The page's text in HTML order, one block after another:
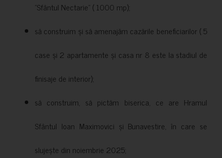
”Sfântul Nectarie” ( 1000 mp);
să construim și să amenajăm cazările beneficiarilor ( 5
case și 2 apartamente și casa nr 8 este la stadiul de
finisaje de interior);
să construim, să pictăm biserica, ce are Hramul
Sfântul Ioan Maximovici și Bunavestire, în care se
slujește din noiembrie 2025;